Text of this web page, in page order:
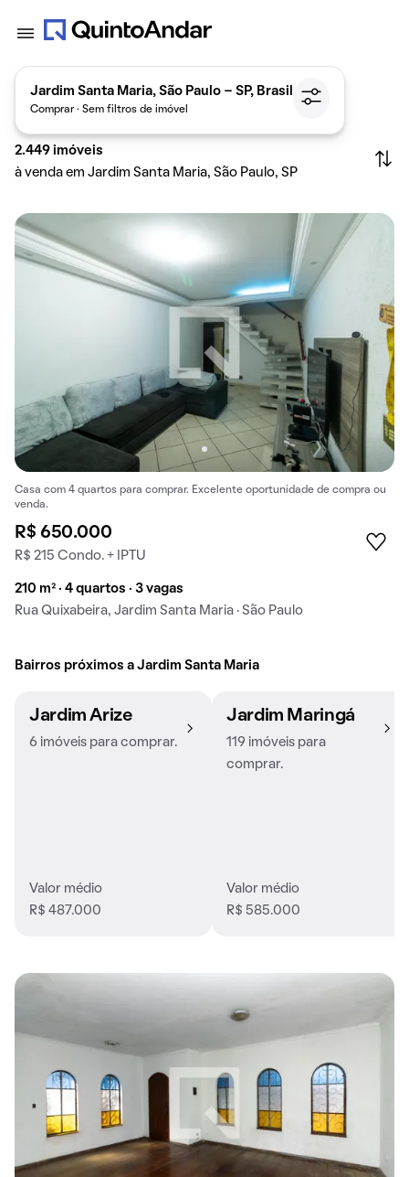
Jardim Santa Maria, São Paulo - SP, Brasil
Comprar · Sem filtros de imóvel
2.449 imóveis
à venda em Jardim Santa Maria, São Paulo, SP
Casa com 4 quartos para comprar. Excelente oportunidade de compra ou
venda.
R$ 650.000
R$ 215 Condo. + IPTU
210 m² · 4 quartos · 3 vagas
Rua Quixabeira, Jardim Santa Maria · São Paulo
Bairros próximos a Jardim Santa Maria
Jardim Arize
6 imóveis para comprar.
Valor médio
R$ 487.000
Jardim Maringá
119 imóveis para
comprar.
Valor médio
R$ 585.000